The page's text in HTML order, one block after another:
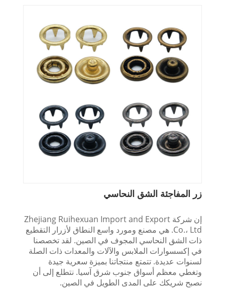
زر المفاجئة الشق النحاسي
إن شركة Zhejiang Ruihexuan Import and Export
Co.، Ltd. هي مصنع ومورد واسع النطاق لأزرار التقطيع
ذات الشق النحاسي المجوف في الصين. لقد تخصصنا
في إكسسوارات الملابس والآلات والمعدات ذات الصلة
لسنوات عديدة. تتمتع منتجاتنا بميزة سعرية جيدة
وتغطي معظم أسواق جنوب شرق آسيا. نتطلع إلى أن
نصبح شريكك على المدى الطويل في الصين.